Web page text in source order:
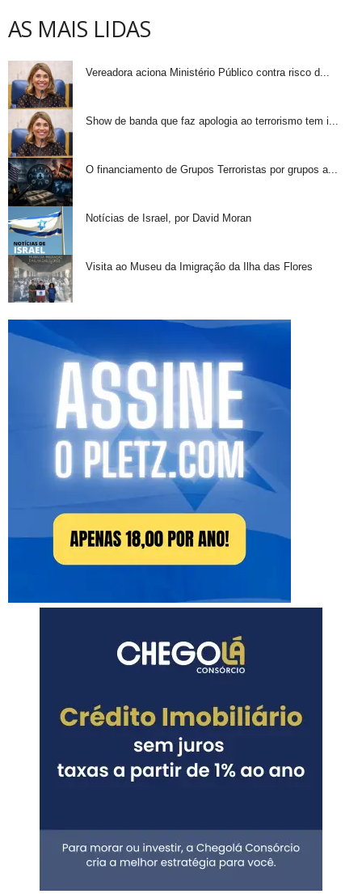
AS MAIS LIDAS
Vereadora aciona Ministério Público contra risco d...
Show de banda que faz apologia ao terrorismo tem i...
O financiamento de Grupos Terroristas por grupos a...
Notícias de Israel, por David Moran
Visita ao Museu da Imigração da Ilha das Flores